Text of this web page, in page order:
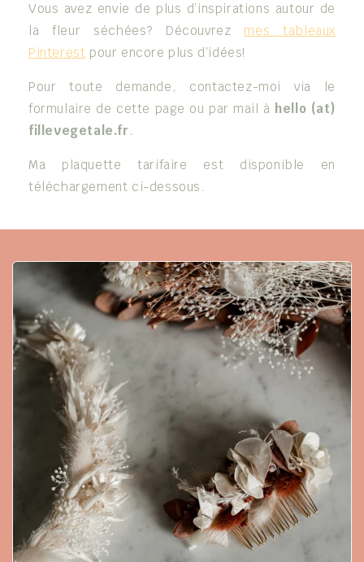
Vous avez envie de plus d’inspirations autour de
la fleur séchées? Découvrez mes tableaux
Pinterest pour encore plus d’idées!
Pour toute demande, contactez-moi via le
formulaire de cette page ou par mail à hello (at)
fillevegetale.fr.
Ma plaquette tarifaire est disponible en
téléchargement ci-dessous.